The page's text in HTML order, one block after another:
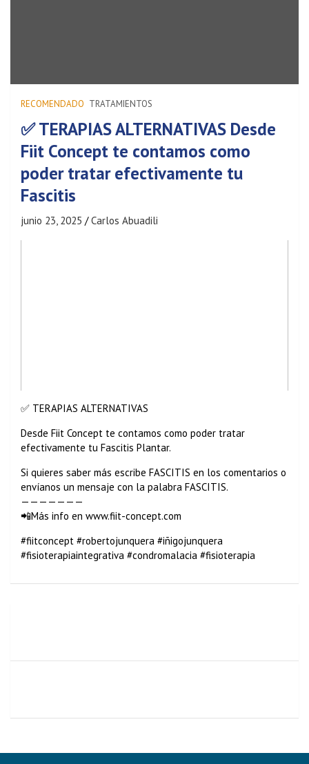
RECOMENDADO TRATAMIENTOS
✅ TERAPIAS ALTERNATIVAS Desde
Fiit Concept te contamos como
poder tratar efectivamente tu
Fascitis
junio 23, 2025 Carlos Abuadili
✅ TERAPIAS ALTERNATIVAS
Desde Fiit Concept te contamos como poder tratar
efectivamente tu Fascitis Plantar.
Si quieres saber más escribe FASCITIS en los comentarios o
envíanos un mensaje con la palabra FASCITIS.
———————
📲Más info en www.fiit-concept.com
#fiitconcept #robertojunquera #iñigojunquera
#fisioterapiaintegrativa #condromalacia #fisioterapia